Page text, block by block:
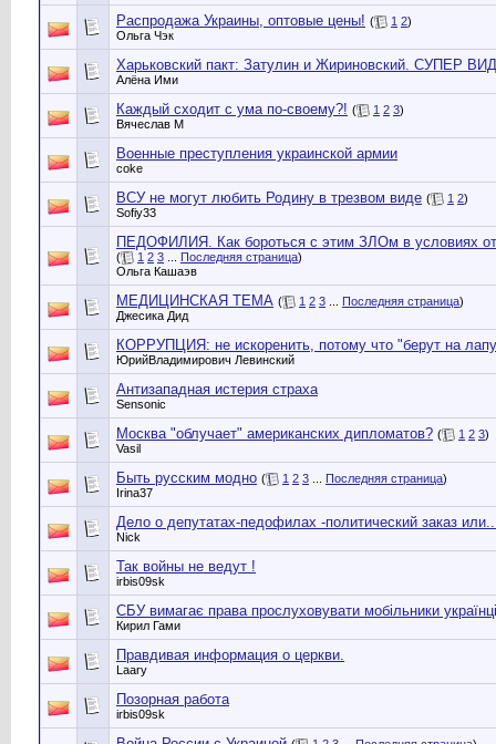
Распродажа Украины, оптовые цены! ( 1 2)
Ольга Чэк
Харьковский пакт: Затулин и Жириновский. СУПЕР
Алёна Ими
Каждый сходит с ума по-своему?! ( 1 2 3)
Вячеслав М
Военные преступления украинской армии
coke
ВСУ не могут любить Родину в трезвом виде ( 1 2)
Sofiy33
ПЕДОФИЛИЯ. Как бороться с этим ЗЛОм в условиях
( 1 2 3 Последняя страница)
Ольга Кашаэв
МЕДИЦИНСКАЯ ТЕМА ( 1 2 3 Последняя страница)
Джесика Дид
КОРРУПЦИЯ: не искоренить, потому что "берут на
ЮрийВладимирович Левинский
Антизападная истерия страха
Sensonic
Москва "облучает" американских дипломатов? ( 1 2 3)
Vasil
Быть русским модно ( 1 2 3 Последняя страница)
Irina37
Дело о депутатах-педофилах -политический заказ
Nick
Так войны не ведут !
irbis09sk
СБУ вимагає права прослуховувати мобільники
Кирил Гами
Правдивая информация о церкви.
Laary
Позорная работа
irbis09sk